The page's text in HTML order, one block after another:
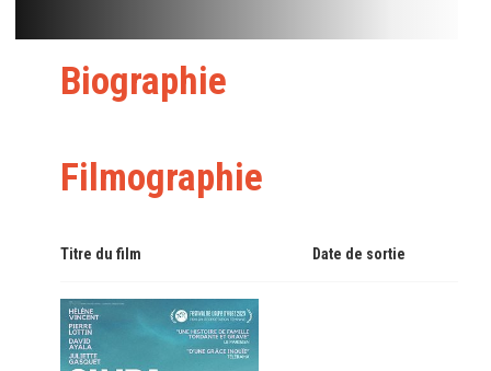
Biographie
Filmographie
Titre du film Date de sortie